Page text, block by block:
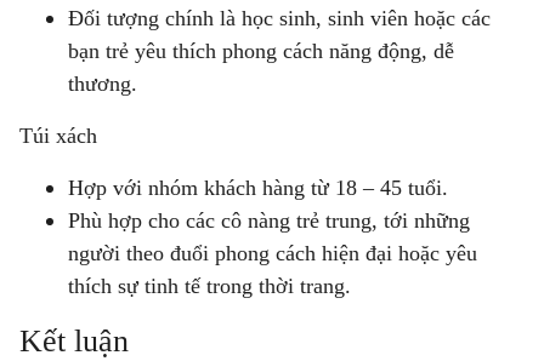
Đối tượng chính là học sinh, sinh viên hoặc các
bạn trẻ yêu thích phong cách năng động, dễ
thương.
Túi xách
Hợp với nhóm khách hàng từ 18 – 45 tuổi.
Phù hợp cho các cô nàng trẻ trung, tới những
người theo đuổi phong cách hiện đại hoặc yêu
thích sự tinh tế trong thời trang.
Kết luận